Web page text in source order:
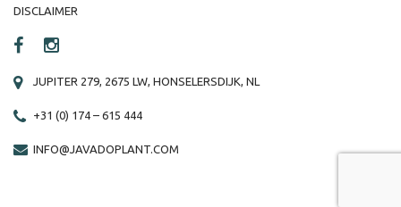
DISCLAIMER
JUPITER 279, 2675 LW, HONSELERSDIJK, NL
+31 (0) 174 – 615 444
INFO@JAVADOPLANT.COM